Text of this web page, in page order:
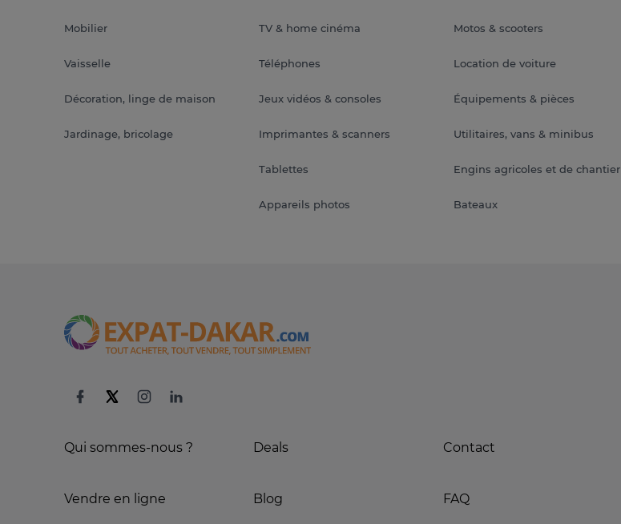
Mobilier
Vaisselle
Décoration, linge de maison
Jardinage, bricolage
TV & home cinéma
Téléphones
Jeux vidéos & consoles
Imprimantes & scanners
Tablettes
Appareils photos
Motos & scooters
Location de voiture
Équipements & pièces
Utilitaires, vans & minibus
Engins agricoles et de chantier
Bateaux
Qui sommes-nous ?
Vendre en ligne
Deals
Blog
Contact
FAQ